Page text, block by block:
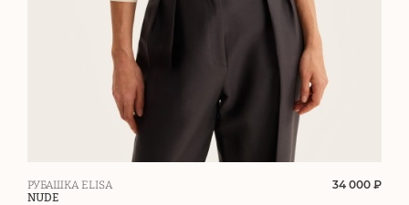
РУБАШКА ELISA
NUDE
34 000 ₽